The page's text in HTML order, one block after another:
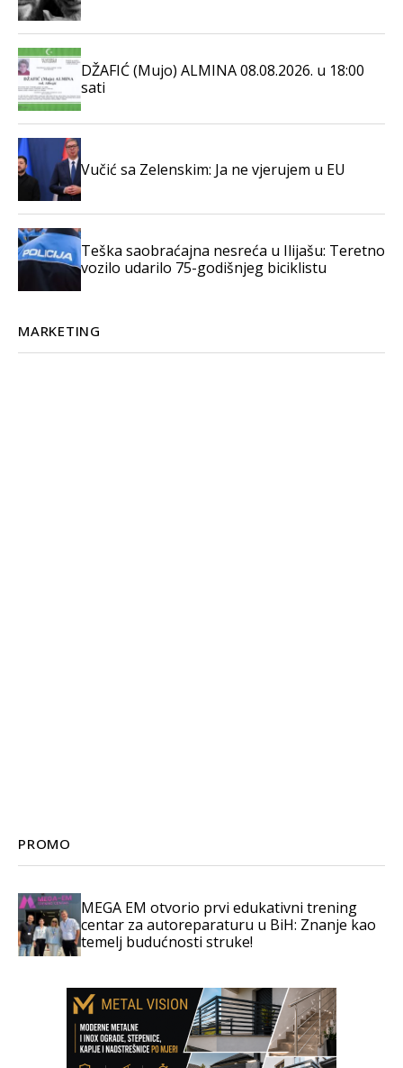
DŽAFIĆ (Mujo) ALMINA 08.08.2026. u 18:00
sati
Vučić sa Zelenskim: Ja ne vjerujem u EU
Teška saobraćajna nesreća u Ilijašu: Teretno
vozilo udarilo 75-godišnjeg biciklistu
MARKETING
PROMO
MEGA EM otvorio prvi edukativni trening
centar za autoreparaturu u BiH: Znanje kao
temelj budućnosti struke!